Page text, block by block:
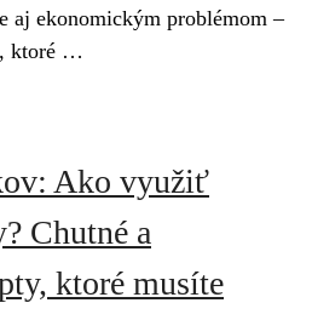
aj ekonomickým problémom –
ktoré …
Ako využiť
Chutné a
ktoré musíte